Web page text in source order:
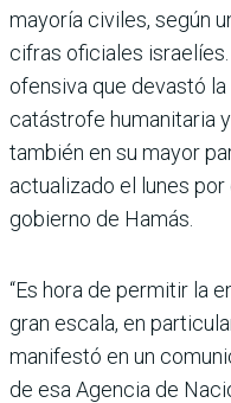
mayoría civiles, según
cifras oficiales
ofensiva que devastó la
catástrofe humanitaria
también en su mayor
actualizado el lunes
gobierno de Hamás.
“Es hora de permitir la
gran escala, en
manifestó en un
de esa Agencia de